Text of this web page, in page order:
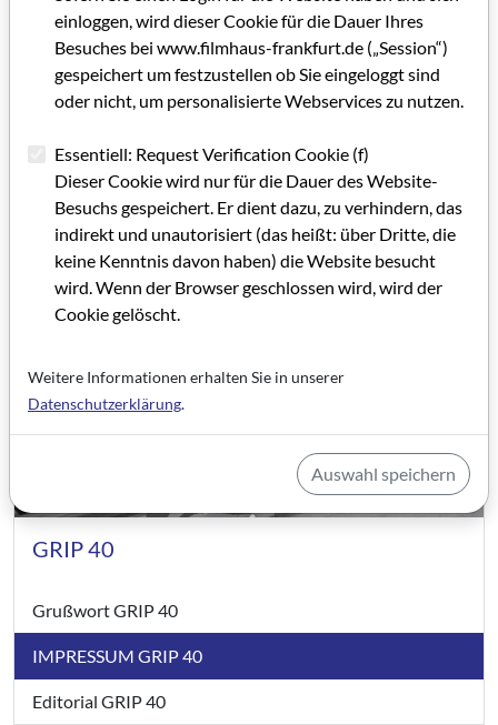
GRIP 40
Grußwort GRIP 40
IMPRESSUM GRIP 40
Editorial GRIP 40
einloggen, wird dieser Cookie für die Dauer Ihres
Besuches bei www.filmhaus-frankfurt.de („Session“)
gespeichert um festzustellen ob Sie eingeloggt sind
oder nicht, um personalisierte Webservices zu nutzen.
Essentiell: Request Verification Cookie (f)
Dieser Cookie wird nur für die Dauer des Website-
Besuchs gespeichert. Er dient dazu, zu verhindern, das
indirekt und unautorisiert (das heißt: über Dritte, die
keine Kenntnis davon haben) die Website besucht
wird. Wenn der Browser geschlossen wird, wird der
Cookie gelöscht.
Weitere Informationen erhalten Sie in unserer
Datenschutzerklärung.
Auswahl speichern